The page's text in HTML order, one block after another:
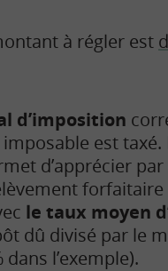
à régler est
d’imposition
est taxé.
d’apprécier
forfaitaire
le taux moyen
dû divisé par le
dans l’exemple).